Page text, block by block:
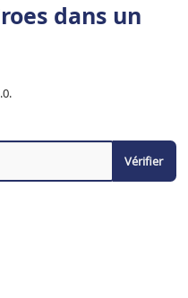
dans un
Vérifier